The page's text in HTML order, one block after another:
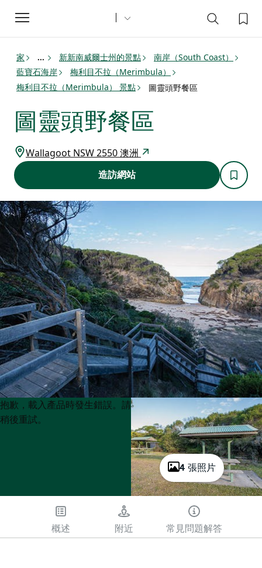
Toggle
navigation
家 ... 新新南威爾士州的景點
南岸（South Coast）
藍寶石海岸
梅利目不拉（Merimbula）
梅利目不拉（Merimbula） 景點
圖靈頭野餐區
圖靈頭野餐區
Wallagoot NSW 2550 澳洲
造訪網站
4 張照片
Product
List
Product
List
抱歉，載入產品時發生錯誤。請
稍後重試。
概述 附近 常見問題解答